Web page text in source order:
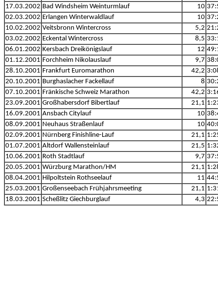
17.03.2002 Bad Windsheim Weinturmlauf 10
02.03.2002 Erlangen Winterwaldlauf 10
10.02.2002 Veitsbronn Wintercross 5,2
03.02.2002 Eckental Wintercross 8,5
06.01.2002 Kersbach Dreikönigslauf 12
01.12.2001 Forchheim Nikolauslauf 9,7
28.10.2001 Frankfurt Euromarathon 42,2
20.10.2001 Burghaslacher Fackellauf 8
07.10.2001 Fränkische Schweiz Marathon 42,2
23.09.2001 Großhabersdorf Bibertlauf 21,1
16.09.2001 Ansbach Citylauf 10
08.09.2001 Neuhaus Straßenlauf 10
02.09.2001 Nürnberg Finishline-Lauf 21,1
01.07.2001 Altdorf Wallensteinlauf 21,5
10.06.2001 Roth Stadtlauf 9,7
20.05.2001 Würzburg Marathon/HM 21,1
08.04.2001 Hilpoltstein Rothseelauf 11
25.03.2001 Großenseebach Frühjahrsmeeting 21,1
18.03.2001 Scheßlitz Giechburglauf 4,3